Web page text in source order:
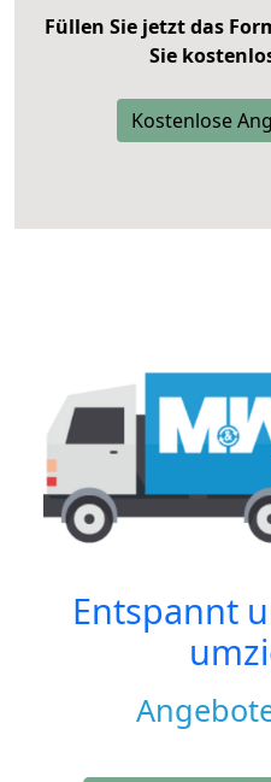
Füllen Sie jetzt das
Sie
Kostenlose
Entspannt